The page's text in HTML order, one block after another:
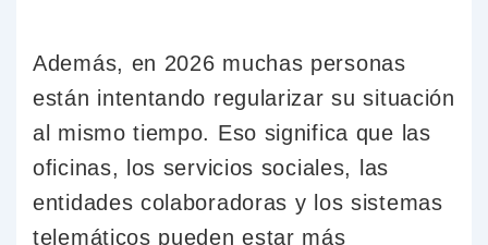
Además, en 2026 muchas personas
están intentando regularizar su situación
al mismo tiempo. Eso significa que las
oficinas, los servicios sociales, las
entidades colaboradoras y los sistemas
telemáticos pueden estar más